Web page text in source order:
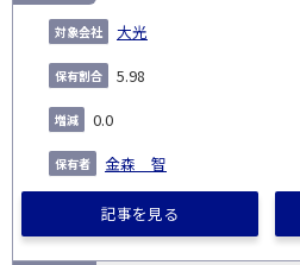
大光
5.98
0.0
金森 智
記事を見る